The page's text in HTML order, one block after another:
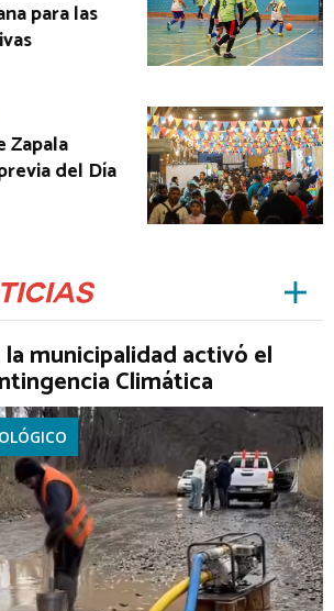
para las
Zapala
del Día
la municipalidad activó el
Climática